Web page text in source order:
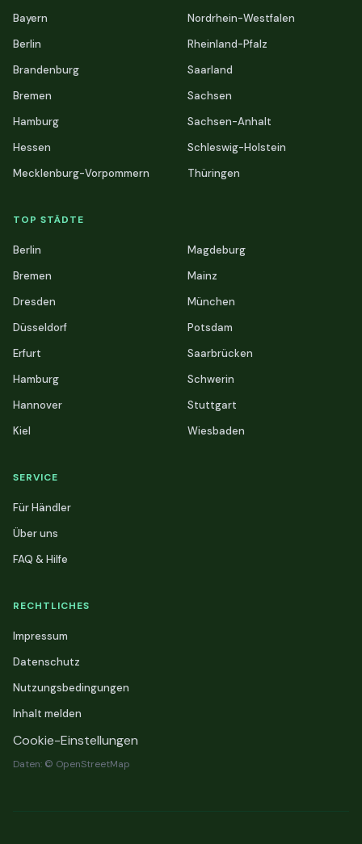
Bayern
Berlin
Brandenburg
Bremen
Hamburg
Hessen
Mecklenburg-Vorpommern
Nordrhein-Westfalen
Rheinland-Pfalz
Saarland
Sachsen
Sachsen-Anhalt
Schleswig-Holstein
Thüringen
TOP STÄDTE
Berlin
Bremen
Dresden
Düsseldorf
Erfurt
Hamburg
Hannover
Kiel
Magdeburg
Mainz
München
Potsdam
Saarbrücken
Schwerin
Stuttgart
Wiesbaden
SERVICE
Für Händler
Über uns
FAQ & Hilfe
RECHTLICHES
Impressum
Datenschutz
Nutzungsbedingungen
Inhalt melden
Cookie-Einstellungen
Daten: © OpenStreetMap